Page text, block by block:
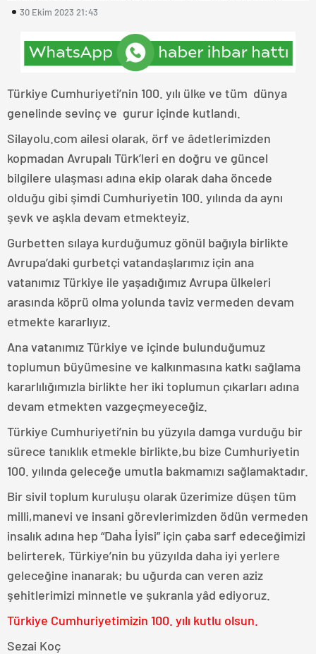
30 Ekim 2023 21:43
Türkiye Cumhuriyeti’nin 100. yılı ülke ve tüm dünya
genelinde sevinç ve gurur içinde kutlandı.
Silayolu.com ailesi olarak, örf ve âdetlerimizden
kopmadan Avrupalı Türk’leri en doğru ve güncel
bilgilere ulaşması adına ekip olarak daha öncede
olduğu gibi şimdi Cumhuriyetin 100. yılında da aynı
şevk ve aşkla devam etmekteyiz.
Gurbetten sılaya kurduğumuz gönül bağıyla birlikte
Avrupa’daki gurbetçi vatandaşlarımız için ana
vatanımız Türkiye ile yaşadığımız Avrupa ülkeleri
arasında köprü olma yolunda taviz vermeden devam
etmekte kararlıyız.
Ana vatanımız Türkiye ve içinde bulunduğumuz
toplumun büyümesine ve kalkınmasına katkı sağlama
kararlılığımızla birlikte her iki toplumun çıkarları adına
devam etmekten vazgeçmeyeceğiz.
Türkiye Cumhuriyeti’nin bu yüzyıla damga vurduğu bir
sürece tanıklık etmekle birlikte,bu bize Cumhuriyetin
100. yılında geleceğe umutla bakmamızı sağlamaktadır.
Bir sivil toplum kuruluşu olarak üzerimize düşen tüm
milli,manevi ve insani görevlerimizden ödün vermeden
insalık adına hep “Daha İyisi” için çaba sarf edeceğimizi
belirterek, Türkiye’nin bu yüzyılda daha iyi yerlere
geleceğine inanarak; bu uğurda can veren aziz
şehitlerimizi minnetle ve şukranla yâd ediyoruz.
Türkiye Cumhuriyetimizin 100. yılı kutlu olsun.
Sezai Koç